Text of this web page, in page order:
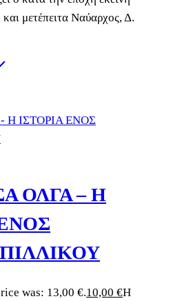
μετέπειτα Ναύαρχος, Δ.
ΟΛΓΑ – Η
was: 13,00 €.10,00 €Η